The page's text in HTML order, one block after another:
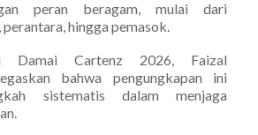
peran beragam, mulai dari
hingga pemasok.
Damai Cartenz 2026, Faizal
bahwa pengungkapan ini
sistematis dalam menjaga